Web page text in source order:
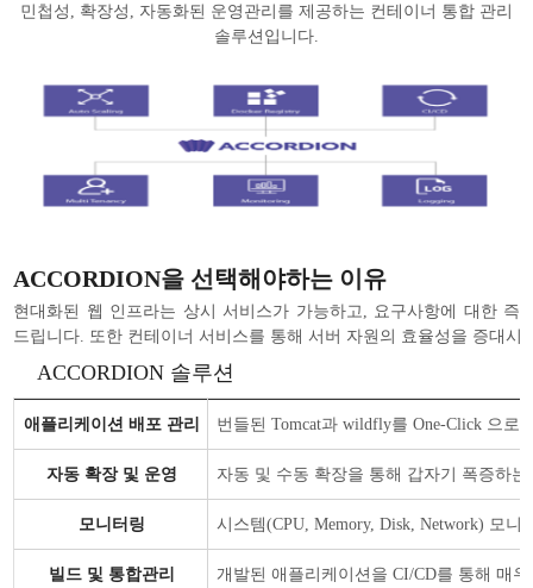
민첩성, 확장성, 자동화된 운영관리를 제공하는 컨테이너 통합 관리
솔루션입니다.
ACCORDION을 선택해야하는 이유
현대화된 웹 인프라는 상시 서비스가 가능하고, 요구사항에 대한
드립니다. 또한 컨테이너 서비스를 통해 서버 자원의 효율성을 증대
ACCORDION 솔루션
애플리케이션 배포 관리 번들된 Tomcat과 wildfly를 One-Click 으
자동 확장 및 운영 자동 및 수동 확장을 통해 갑자기 폭증하
모니터링 시스템(CPU, Memory, Disk, Network) 모
빌드 및 통합관리 개발된 애플리케이션을 CI/CD를 통해 매